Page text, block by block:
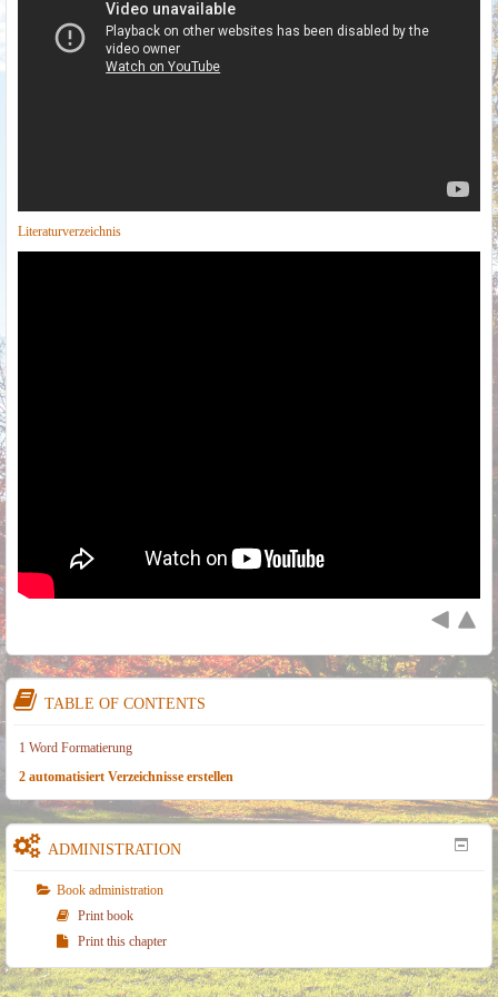
Literaturverzeichnis
TABLE OF CONTENTS
1 Word Formatierung
2 automatisiert Verzeichnisse erstellen
ADMINISTRATION
Book administration
Print book
Print this chapter